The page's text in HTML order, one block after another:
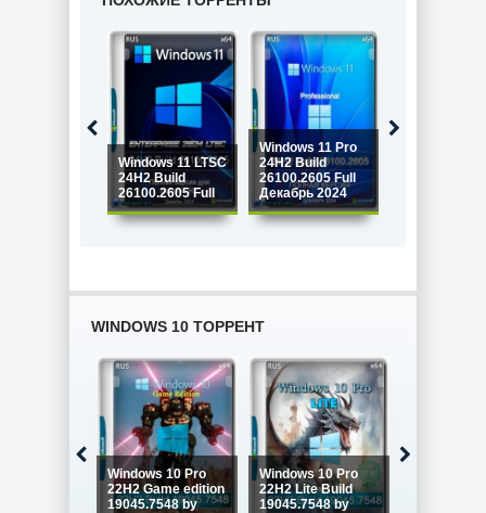
Windows 11 LTSC
24H2 Build
26100.2605 Full
Windows 11 Pro
24H2 Build
26100.2605 Full
Декабрь 2024
WINDOWS 10 ТОРРЕНТ
Windows 10 Pro
22H2 Game edition
19045.7548 by
Windows 10 Pro
22H2 Lite Build
19045.7548 by